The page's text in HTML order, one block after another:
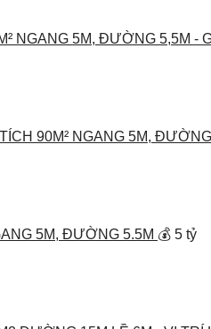
NGANG 5M, ĐƯỜNG 5,5M -
90M² NGANG 5M,
5M, ĐƯỜNG 5.5M 💰 5 tỷ